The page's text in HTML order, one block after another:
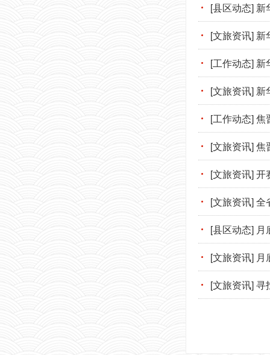
[县区动态]
[文旅资讯]
[工作动态] 新
[文旅资讯] 新
[工作动态]
[文旅资讯]
[文旅资讯]
[文旅资讯]
[县区动态]
[文旅资讯]
[文旅资讯] 寻